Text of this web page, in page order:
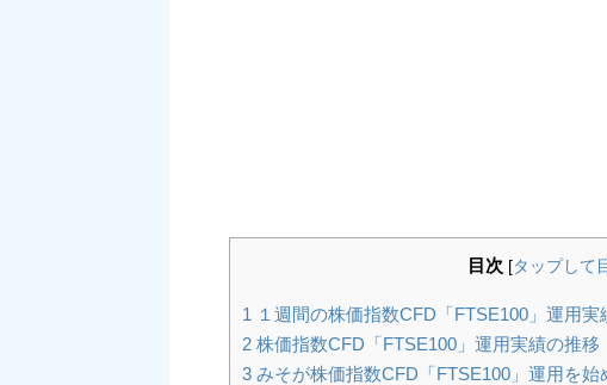
目次 [タップして
1 １週間の株価指数CFD「FTSE100」運用実
2 株価指数CFD「FTSE100」運用実績の推移
3 みそが株価指数CFD「FTSE100」運用を始